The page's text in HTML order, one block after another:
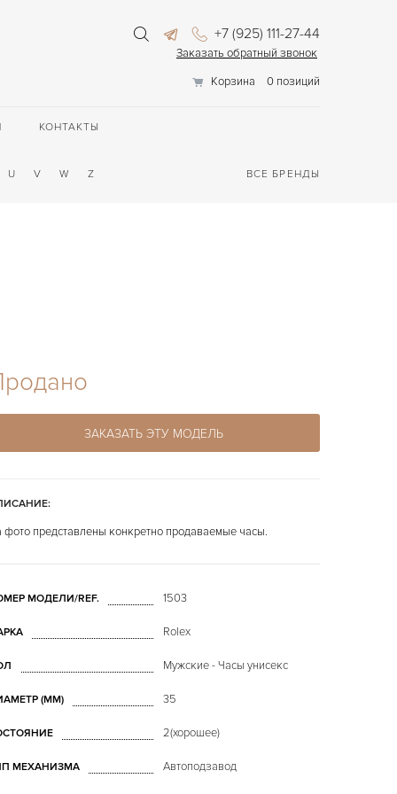
+7 (925) 111-27-44
Заказать обратный звонок
Корзина
0 позиций
КОНТАКТЫ
U V W Z ВСЕ БРЕНДЫ
ЗАКАЗАТЬ ЭТУ МОДЕЛЬ
фото представлены конкретно продаваемые часы.
МОДЕЛИ/REF. 1503
Rolex
Мужские - Часы унисекс
(MM) 35
2(хорошее)
МЕХАНИЗМА Автоподзавод